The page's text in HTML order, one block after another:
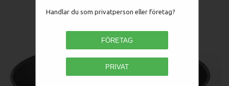
Handlar du som privatperson eller företag?
FÖRETAG
PRIVAT